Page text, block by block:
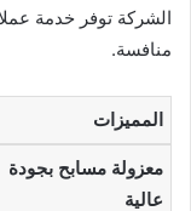
الشركة توفر خدمة
منافسة.
المميزات
معزولة مسابح بجودة
عالية